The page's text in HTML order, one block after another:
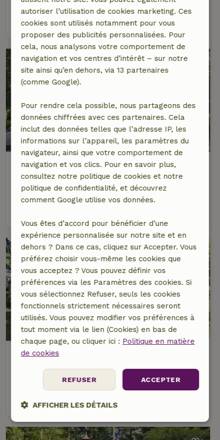
2 personnes 1 Chambre à coucher
Maison nature à Oudemirdum
À 1 km distance de Oudemirdum
9,2/10
5 personnes2 Chambres à coucher
Maison nature à Oudemirdum
5 personnes2 Chambres à coucher
autoriser l’utilisation de cookies marketing. Ces
cookies sont utilisés notamment pour vous
proposer des publicités personnalisées. Pour
cela, nous analysons votre comportement de
navigation et vos centres d’intérêt – sur notre
site ainsi qu’en dehors, via 13 partenaires
(comme Google).
Pour rendre cela possible, nous partageons des
données chiffrées avec ces partenaires. Cela
inclut des données telles que l’adresse IP, les
informations sur l’appareil, les paramètres du
navigateur, ainsi que votre comportement de
navigation et vos clics. Pour en savoir plus,
consultez notre politique de cookies et notre
politique de confidentialité, et découvrez
comment Google utilise vos données.
Vous êtes d’accord pour bénéficier d’une
expérience personnalisée sur notre site et en
dehors ? Dans ce cas, cliquez sur Accepter. Vous
préférez choisir vous-même les cookies que
vous acceptez ? Vous pouvez définir vos
préférences via les Paramètres des cookies. Si
vous sélectionnez Refuser, seuls les cookies
fonctionnels strictement nécessaires seront
utilisés. Vous pouvez modifier vos préférences à
tout moment via le lien (Cookies) en bas de
chaque page, ou cliquer ici : Politique en matière
de cookies
ACCEPTER
REFUSER
AFFICHER LES DÉTAILS
Strictement
nécessaires
Performance Ciblage